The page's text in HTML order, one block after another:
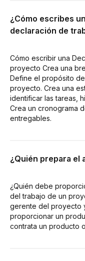
¿Cómo escribes
declaración de
Cómo escribir una
proyecto Crea una
Define el propósito
proyecto. Crea una
identificar las tareas,
Crea un cronograma
entregables.
¿Quién prepara el
¿Quién debe
del trabajo de un
gerente del proyecto
proporcionar un
contrata un producto